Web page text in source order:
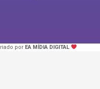
por EA MÍDIA DIGITAL